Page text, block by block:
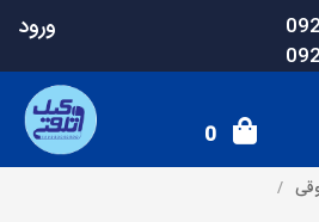
ورود
0